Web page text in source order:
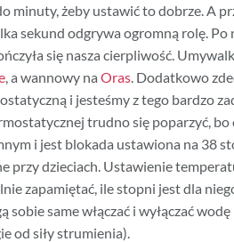
minuty, żeby ustawić to dobrze. A
sekund odgrywa ogromną rolę. Po
się nasza cierpliwość.
, a wannowy na Oras . Dodatkowo
i jesteśmy z tego bardzo
trudno się poparzyć, bo
i jest blokada ustawiona na 38
przy dzieciach. Ustawienie
zapamiętać, ile stopni jest dla
sobie same włączać i wyłączać
od siły strumienia).